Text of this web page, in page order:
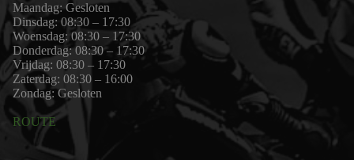
Maandag: Gesloten
Dinsdag: 08:30 – 17:30
Woensdag: 08:30 – 17:30
Donderdag: 08:30 – 17:30
Vrijdag: 08:30 – 17:30
Zaterdag: 08:30 – 16:00
Zondag: Gesloten
ROUTE